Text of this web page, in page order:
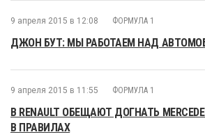
9 апреля 2015 в 12:08 ФОРМУЛА 1
ДЖОН БУТ: МЫ РАБОТАЕМ НАД
9 апреля 2015 в 11:55 ФОРМУЛА 1
В RENAULT ОБЕЩАЮТ ДОГНАТЬ
В ПРАВИЛАХ